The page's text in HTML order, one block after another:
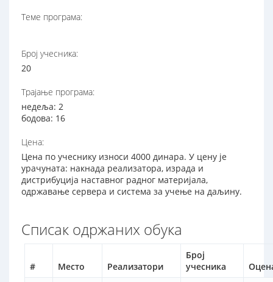
Теме програма:
Број учесника:
20
Трајање програма:
недеља: 2
бодова: 16
Цена:
Цена по учеснику износи 4000 динара. У цену је
урачуната: накнада реализатора, израда и
дистрибуција наставног радног материјала,
одржавање сервера и система за учење на даљину.
Списак одржаних обука
# Место Реализатори
Број
учесника